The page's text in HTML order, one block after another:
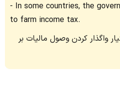
In some countries, the
to farm income tax.
واگذار کردن وصول مالیات بر